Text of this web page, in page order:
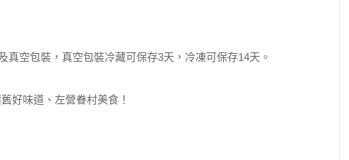
真空包裝，真空包裝冷藏可保存3天，冷凍可保存14天。